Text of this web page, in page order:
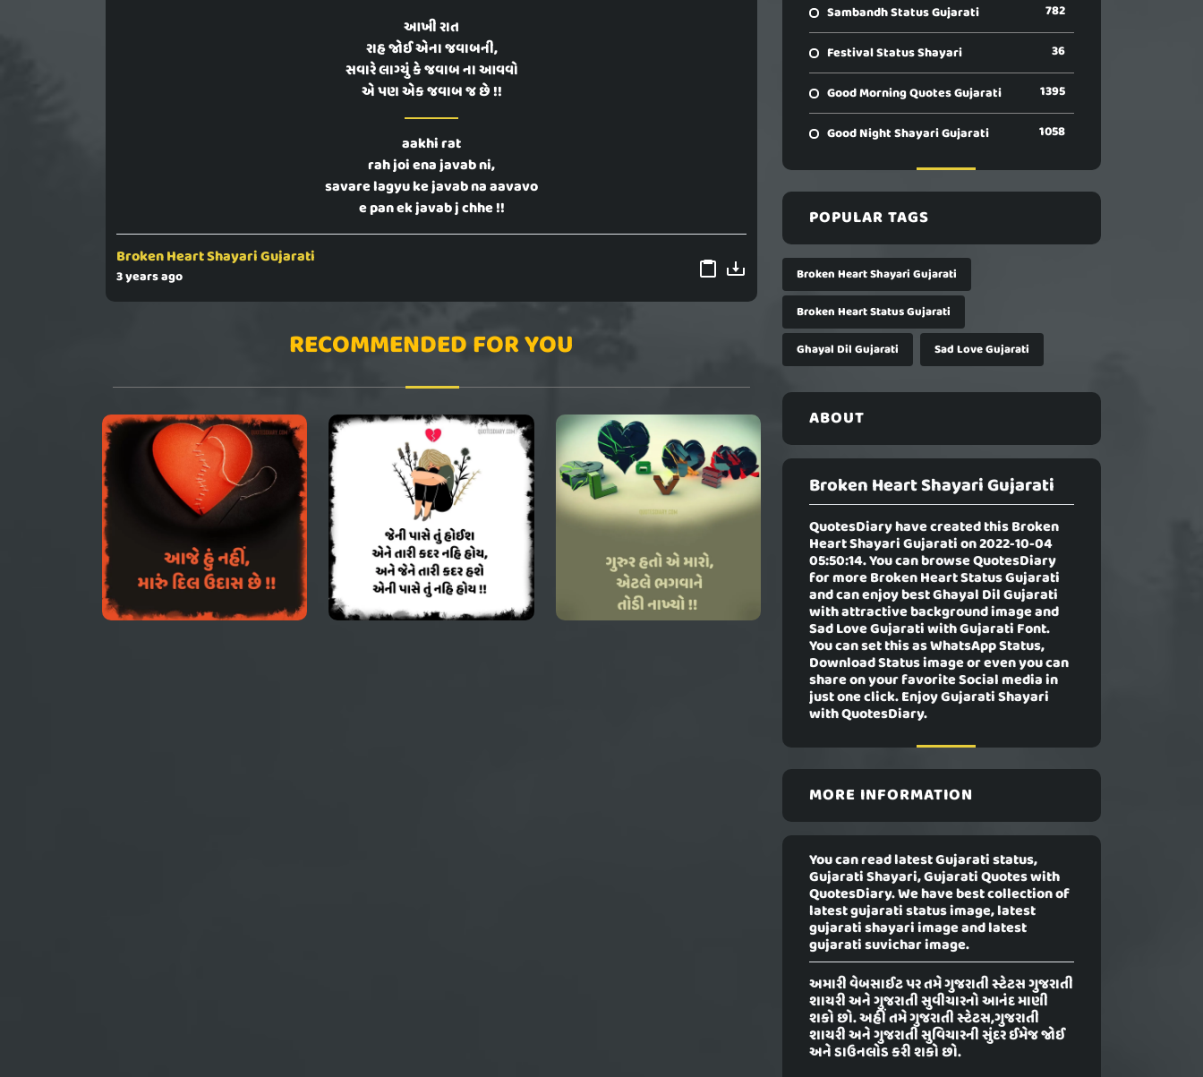
આખી રાત
રાહ જોઈ એના જવાબની,
સવારે લાગ્યું કે જવાબ ના આવવો
એ પણ એક જવાબ જ છે !!
aakhi rat
rah joi ena javab ni,
savare lagyu ke javab na aavavo
e pan ek javab j chhe !!
Broken Heart Shayari Gujarati
3 years ago
RECOMMENDED FOR YOU
Sambandh Status Gujarati 782
Festival Status Shayari 36
Good Morning Quotes Gujarati 1395
Good Night Shayari Gujarati 1058
POPULAR TAGS
Broken Heart Shayari Gujarati
Broken Heart Status Gujarati
Ghayal Dil Gujarati
Sad Love Gujarati
ABOUT
Broken Heart Shayari Gujarati
QuotesDiary have created thisBroken
Heart Shayari Gujaration 2022-10-04
05:50:14. You can browse QuotesDiary
for more Broken Heart Status Gujarati
and can enjoy best Ghayal Dil Gujarati
with attractive background image and
Sad Love Gujarati with Gujarati Font.
You can set this as WhatsApp Status,
Download Status image or even you can
share on your favorite Social media in
just one click. Enjoy Gujarati Shayari
with QuotesDiary.
MORE INFORMATION
You can read latest Gujarati status,
Gujarati Shayari, Gujarati Quotes with
QuotesDiary. We have best collection of
latest gujarati status image, latest
gujarati shayari image and latest
gujarati suvichar image.
અમારી વેબસાઈટ પર તમે ગુજરાતી સ્ટેટસ ગુજરાતી
શાયરી અને ગુજરાતી સુવીચારનો આનંદ માણી
શકો છો. અહીં તમે ગુજરાતી સ્ટેટસ,ગુજરાતી
શાયરી અને ગુજરાતી સુવિચારની સુંદર ઈમેજ જોઈ
અને ડાઉનલોડ કરી શકો છો.